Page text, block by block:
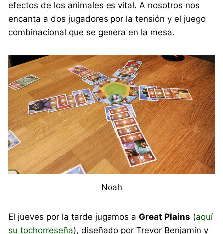
efectos de los animales es vital. A nosotros nos
encanta a dos jugadores por la tensión y el juego
combinacional que se genera en la mesa.
Noah
El jueves por la tarde jugamos aGreat Plains (aquí
su tochorreseña), diseñado por Trevor Benjamin y